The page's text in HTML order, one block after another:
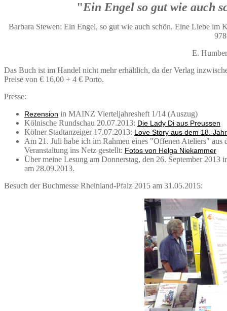
"Ein Engel so gut wie auch
Barbara Stewen: Ein Engel, so gut wie auch schön. Eine Liebe
E.
Das Buch ist im Handel nicht mehr erhältlich, da der Verlag
Preise von € 16,00 + 4 € Porto.
Presse:
Rezension in MAINZ Vierteljahresheft 1/14 (Auszug)
Kölnische Rundschau 20.07.2013: Die Lady Di aus Preussen
Kölner Stadtanzeiger 17.07.2013: Love Story aus dem 18.
Am 21. Juli habe ich im Rahmen eines "Offenen Ateliers"
Veranstaltung ins Netz gestellt: Fotos von Helga Niekammer
Über meine Lesung am Donnerstag, den 26. September 2013
am 28.09.2013.
Besuch der Buchmesse Rheinland-Pfalz 2015 am 31.05.2015: